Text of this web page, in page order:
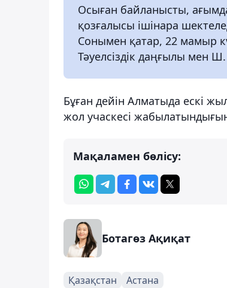
Осыған байланысты,
қозғалысы ішінара
Сонымен қатар, 22 мамыр
Тәуелсіздік даңғылы мен
Бұған дейін Алматыда ескі
жол учаскесі
Мақаламен бөлісу:
Ботагөз Ақиқат
Қазақстан Астана